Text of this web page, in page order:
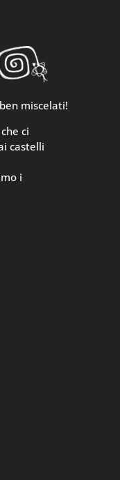
miscelati!
ci
castelli
i